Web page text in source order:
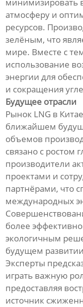
минимизировать
атмосферу и
ресурсов.
зелёным, что
мире. Вместе с
использование
энергии для
и сокращения
Будущее отрасли
Рынок LNG в
ближайшем
объемов
связано с ростом
производители
проектами и
партнёрами, что
международных
более
экологичным
будущем
Эксперты
играть важную
предоставляя
источник